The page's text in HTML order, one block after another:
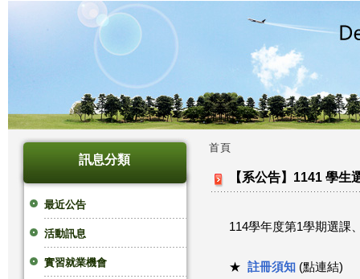
訊息分類
最近公告
活動訊息
實習就業機會
您
首頁
【系公告】1141 學
114學年度第1學期選課
★ 註冊須知 (點連結)